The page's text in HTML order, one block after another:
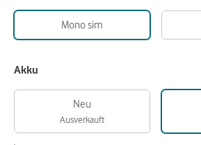
Mono sim
Akku
Neu
Ausverkauft